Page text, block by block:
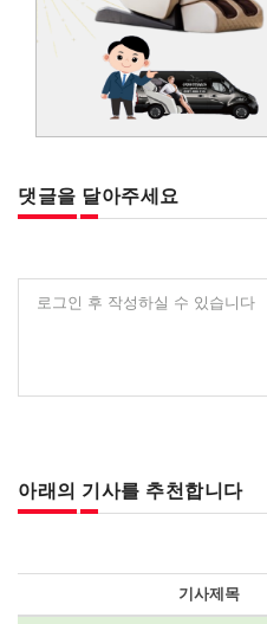
댓글을 달아주세요
로그인 후 작성하실 수 있습니다
아래의 기사를 추천합니다
기사제목